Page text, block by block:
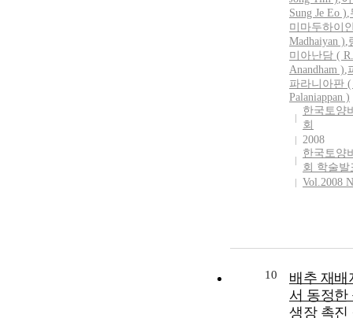
Sung Je Eo ),
미마두하이
Madhaiyan ),
미아난담 ( R.
Anandham ),
파라니아판 (
Palaniappan )
한국토양
회
2008
한국토양
회 학술발
Vol.2008
10
배추 재배
서 동정한
생장 촉진